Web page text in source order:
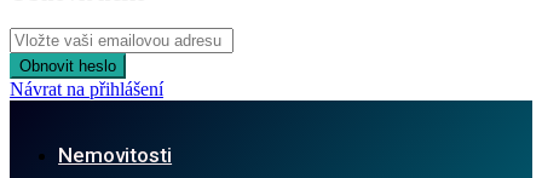
Obnovit heslo
Návrat na přihlášení
Nemovitosti